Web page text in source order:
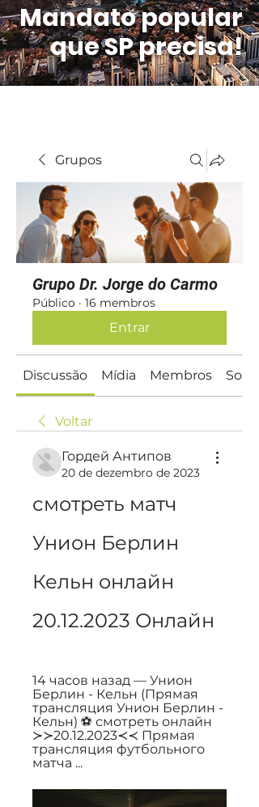
Mandato popular
que SP precisa!
Grupos
Grupo Dr. Jorge do Carmo
Público · 16 membros
Entrar
Discussão Mídia Membros Sobre
Voltar
Гордей Антипов
20 de dezembro de 2023
смотреть матч
Унион Берлин
Кельн онлайн
20.12.2023 Онлайн
14 часов назад — Унион
Берлин - Кельн (Прямая
трансляция Унион Берлин -
Кельн) ⚽ смотреть онлайн
≻≻20.12.2023≺≺ Прямая
трансляция футбольного
матча ...